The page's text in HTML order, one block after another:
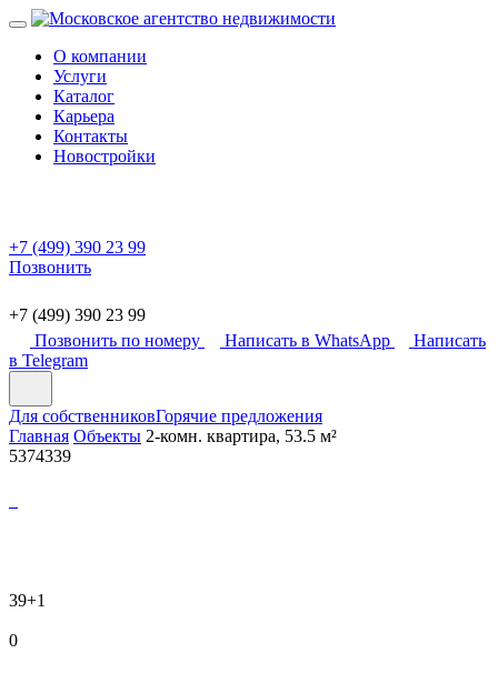
О компании
Услуги
Каталог
Карьера
Контакты
Новостройки
+7 (499) 390 23 99
Позвонить
+7 (499) 390 23 99
Позвонить по номеру
Написать в WhatsApp
Написать
в Telegram
Для собственниковГорячие предложения
Главная Объекты 2-комн. квартира, 53.5 м²
5374339
39+1
0